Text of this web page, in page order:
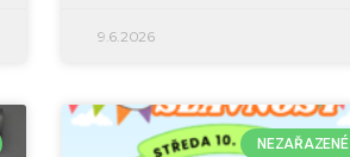
9.6.2026
NEZAŘAZENÉ